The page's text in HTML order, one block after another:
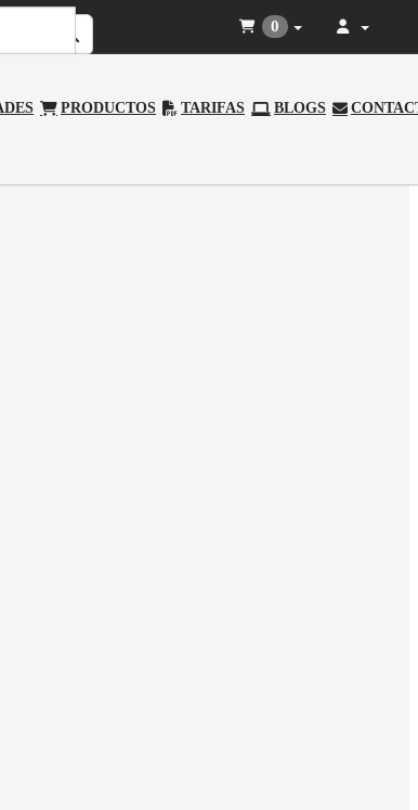
PRODUCTOS TARIFAS BLOGS
0